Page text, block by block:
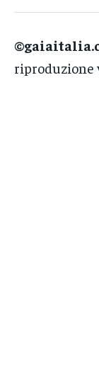
riproduzione